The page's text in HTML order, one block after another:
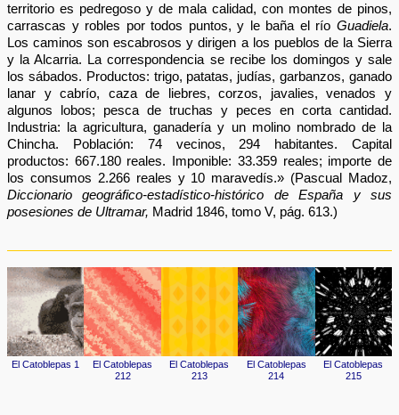
territorio es pedregoso y de mala calidad, con montes de pinos,
carrascas y robles por todos puntos, y le baña el río Guadiela.
Los caminos son escabrosos y dirigen a los pueblos de la Sierra
y la Alcarria. La correspondencia se recibe los domingos y sale
los sábados. Productos: trigo, patatas, judías, garbanzos, ganado
lanar y cabrío, caza de liebres, corzos, javalies, venados y
algunos lobos; pesca de truchas y peces en corta cantidad.
Industria: la agricultura, ganadería y un molino nombrado de la
Chincha. Población: 74 vecinos, 294 habitantes. Capital
productos: 667.180 reales. Imponible: 33.359 reales; importe de
los consumos 2.266 reales y 10 maravedís.» (Pascual Madoz,
Diccionario geográfico-estadístico-histórico de España y sus
posesiones de Ultramar, Madrid 1846, tomo V, pág. 613.)